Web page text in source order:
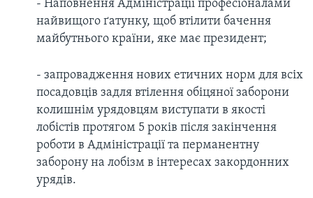
- Наповнення Адміністрації професіоналами
найвищого ґатунку, щоб втілити бачення
майбутнього країни, яке має президент;
- запровадження нових етичних норм для всіх
посадовців задля втілення обіцяної заборони
колишнім урядовцям виступати в якості
лобістів протягом 5 років після закінчення
роботи в Адміністрації та перманентну
заборону на лобізм в інтересах закордонних
урядів.